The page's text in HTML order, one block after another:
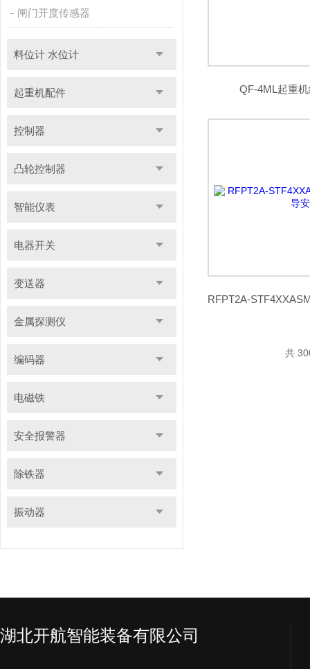
闸门开度传感器
料位计 水位计
起重机配件
控制器
凸轮控制器
智能仪表
电器开关
变送器
金属探测仪
编码器
电磁铁
安全报警器
除铁器
振动器
QF-4ML起重
共
湖北开航智能装备有限公司